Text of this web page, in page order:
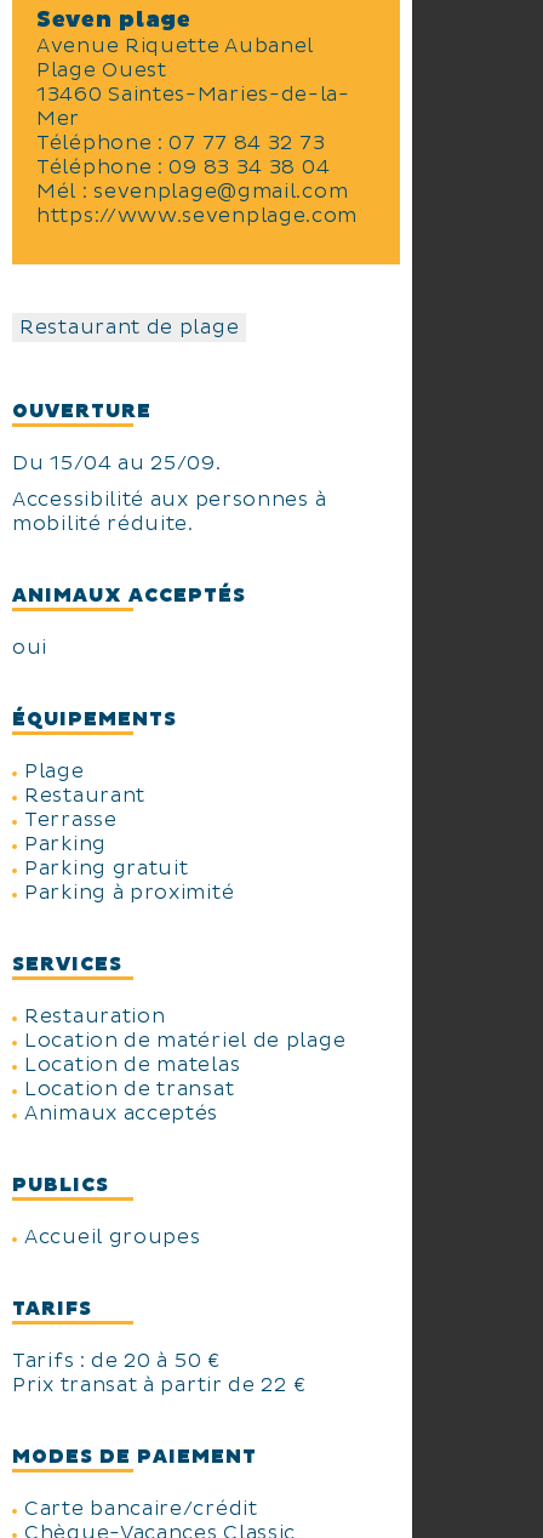
Seven plage
Avenue Riquette Aubanel
Plage Ouest
13460 Saintes-Maries-de-la-
Mer
Téléphone :07 77 84 32 73
Téléphone :09 83 34 38 04
Mél : sevenplage@gmail.com
https://www.sevenplage.com
Restaurant de plage
OUVERTURE
Du 15/04 au 25/09.
Accessibilité aux personnes à
mobilité réduite.
ANIMAUX ACCEPTÉS
oui
ÉQUIPEMENTS
Plage
Restaurant
Terrasse
Parking
Parking gratuit
Parking à proximité
SERVICES
Restauration
Location de matériel de plage
Location de matelas
Location de transat
Animaux acceptés
PUBLICS
Accueil groupes
TARIFS
Tarifs : de 20 à 50 €
Prix transat à partir de 22 €
MODES DE PAIEMENT
Carte bancaire/crédit
Chèque-Vacances Classic